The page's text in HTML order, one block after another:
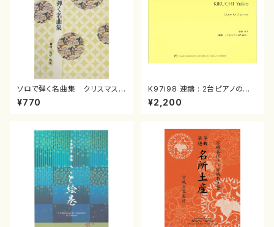
ソロで弾く名曲集 クリスマス・
イブ／恋人がサンタクロース(
箏独奏 /大平光美 編曲/楽
¥770
K97i98 連禱 : 2台ピアノのた
めの（2 Pianos / 菊池 幸夫 /
楽譜）
¥2,200